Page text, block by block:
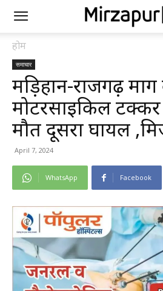
होम
समाचार
मड़िहान-राजगढ़
मोटरसाइकिल
मौत दूसरा घायल
April 7, 2024
WhatsApp Facebook